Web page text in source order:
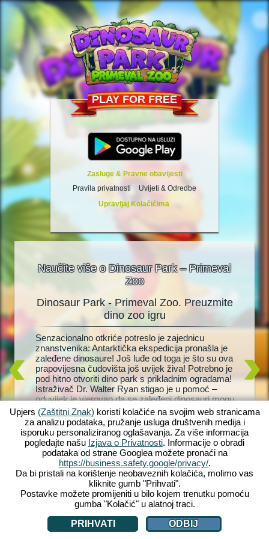
PLAY FOR FREE
Zasluge & Pravne obavijesti
Pravila privatnosti
Uvijeti & Odredbe
Upravljaj Kolačićima
Naučite više o Dinosaur Park – Primeval
Zoo
Brzo,
za
se
Što
Dinosaur Park - Primeval Zoo. Preuzmite
dino zoo igru
Senzacionalno otkriće potreslo je zajednicu
znanstvenika: Antarktička ekspedicija pronašla je
zaleđene dinosaure! Još luđe od toga je što su ova
prapovijesna čudovišta još uvijek živa! Potrebno je
pod hitno otvoriti dino park s prikladnim ogradama!
Istraživač Dr. Walter Ryan stigao je u pomoć –
oduvijek je vjerovao da se zaleđeni dinosauri mogu
vratiti u život. Ali hoće li ikada saznati što se
dogodilo s njegovom ženom koja je davno
nestala? Uskočite u divlju, pretpovijesnu avanturu
s Dinosaur Park – Primeval Zoo!
vlastiti
pomoć
učiniti
Upjers (Zaštitni Znak) koristi kolačiće na svojim web stranicama
za analizu podataka, pružanje usluga društvenih medija i
isporuku personaliziranog oglašavanja. Za više informacija
pogledajte našu Izjava o Privatnosti. Informacije o obradi
podataka od strane Googlea možete pronaći na
https://business.safety.google/privacy/.
Da bi pristali na korištenje neobaveznih kolačića, molimo vas
kliknite gumb "Prihvati".
Postavke možete promijeniti u bilo kojem trenutku pomoću
gumba "Kolačić" u alatnoj traci.
PRIHVATI
ODBIJ